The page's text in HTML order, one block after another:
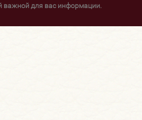
важной для вас информации.